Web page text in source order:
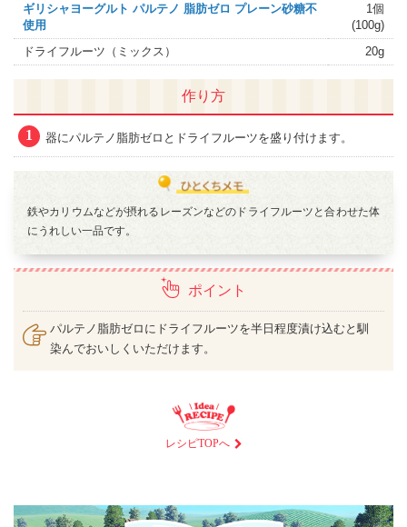
ギリシャヨーグルト パルテノ 脂肪ゼロ プレーン砂糖不
使用
1個
(100g)
ドライフルーツ（ミックス）
20g
作り方
1 器にパルテノ脂肪ゼロとドライフルーツを盛り付けます。
鉄やカリウムなどが摂れるレーズンなどのドライフルーツと合わせた体
にうれしい一品です。
ポイント
パルテノ脂肪ゼロにドライフルーツを半日程度漬け込むと馴
染んでおいしくいただけます。
レシピTOPへ